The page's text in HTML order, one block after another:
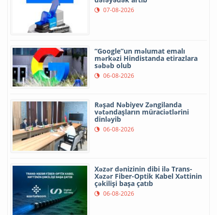
07-08-2026
“Google”un məlumat emalı
mərkəzi Hindistanda etirazlara
səbəb olub
06-08-2026
Rəşad Nəbiyev Zəngilanda
vətəndaşların müraciətlərini
dinləyib
06-08-2026
Xəzər dənizinin dibi ilə Trans-
Xəzər Fiber-Optik Kabel Xəttinin
çəkilişi başa çatıb
06-08-2026